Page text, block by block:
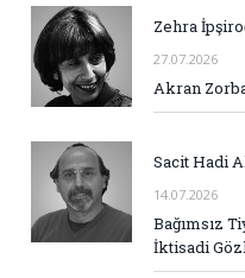
Zehra
27.07.2026
Akran
Sacit Hadi
14.07.2026
Bağımsız
İktisadi